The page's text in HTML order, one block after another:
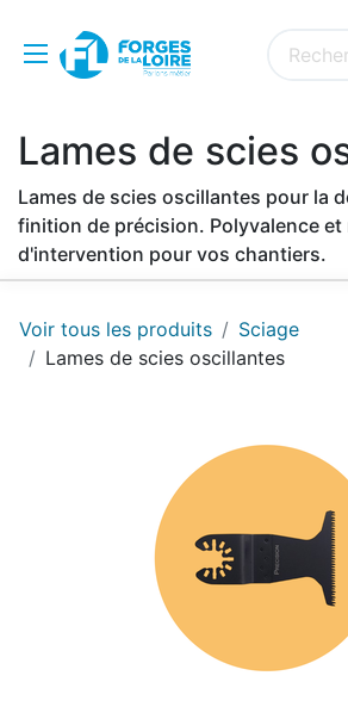
Lames de scies
Lames de scies oscillantes pour la
finition de précision. Polyvalence et
d'intervention pour vos chantiers.
Voir tous les produits
Sciage
Lames de scies oscillantes